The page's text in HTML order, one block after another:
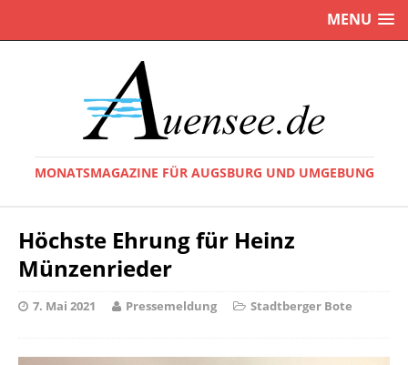
MENU
MONATSMAGAZINE FÜR AUGSBURG UND UMGEBUNG
Höchste Ehrung für Heinz
Münzenrieder
7. Mai 2021 Pressemeldung Stadtberger Bote